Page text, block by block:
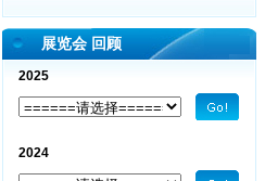
展览会 回顾
2025
2024